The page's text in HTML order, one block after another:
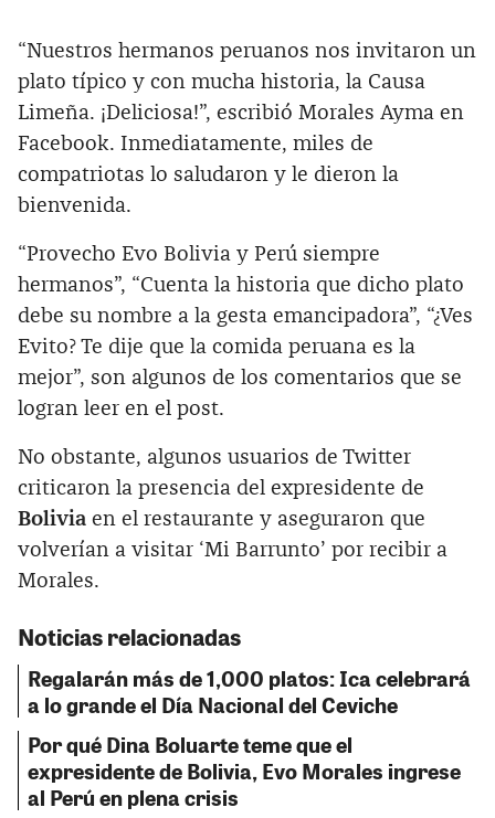
“Nuestros hermanos peruanos nos invitaron un
plato típico y con mucha historia, la Causa
Limeña. ¡Deliciosa!”, escribió Morales Ayma en
Facebook. Inmediatamente, miles de
compatriotas lo saludaron y le dieron la
bienvenida.
“Provecho Evo Bolivia y Perú siempre
hermanos”, “Cuenta la historia que dicho plato
debe su nombre a la gesta emancipadora”, “¿Ves
Evito? Te dije que la comida peruana es la
mejor”, son algunos de los comentarios que se
logran leer en el post.
No obstante, algunos usuarios de Twitter
criticaron la presencia del expresidente de
Bolivia en el restaurante y aseguraron que
volverían a visitar ‘Mi Barrunto’ por recibir a
Morales.
Noticias relacionadas
Regalarán más de 1,000 platos: Ica celebrará
a lo grande el Día Nacional del Ceviche
Por qué Dina Boluarte teme que el
expresidente de Bolivia, Evo Morales ingrese
al Perú en plena crisis